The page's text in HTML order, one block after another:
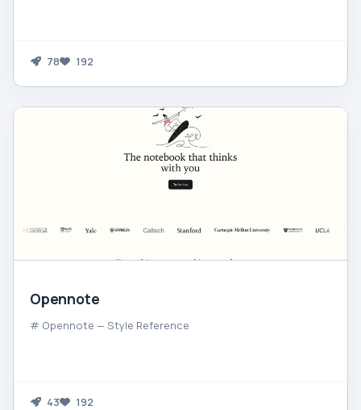
78 192
Opennote
# Opennote — Style Reference
43 192